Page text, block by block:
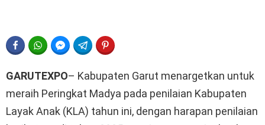
FACEBOOKWHATSAPPFACEBOOK MESSENGER
TELEGRAM
GARUTEXPO– Kabupaten Garut menargetkan untuk
meraih Peringkat Madya pada penilaian Kabupaten
Layak Anak (KLA) tahun ini, dengan harapan penilaian